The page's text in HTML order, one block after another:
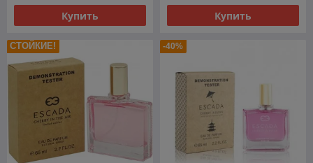
Купить Купить
СТОЙКИЕ! -40%